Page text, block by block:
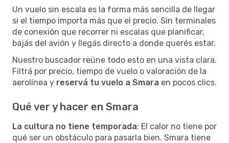
Un vuelo sin escala es la forma más sencilla de llegar
si el tiempo importa más que el precio. Sin terminales
de conexión que recorrer ni escalas que planificar,
bajás del avión y llegás directo a donde querés estar.
Nuestro buscador reúne todo esto en una vista clara.
Filtrá por precio, tiempo de vuelo o valoración de la
aerolínea y reservá tu vuelo a Smara en pocos clics.
Qué ver y hacer en Smara
La cultura no tiene temporada: El calor no tiene por
qué ser un obstáculo para pasarla bien. Smara tiene